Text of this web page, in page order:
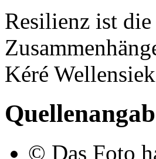
Resilienz ist
Kéré Wellensiek
© Das Foto